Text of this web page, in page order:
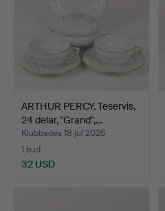
ARTHUR PERCY. Teservis,
24 delar, "Grand",…
Klubbades 18 jul 2026
1 bud
32 USD